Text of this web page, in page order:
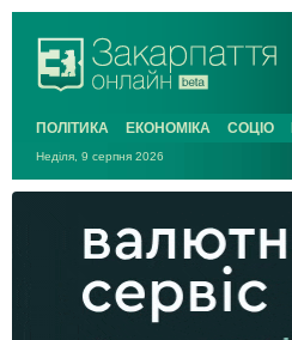
ПОЛІТИКА ЕКОНОМІКА СОЦІО
Неділя, 9 серпня 2026